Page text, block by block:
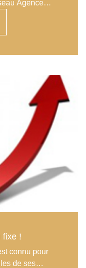
Agence
belles
et le mois
le seul mois
sur le
en
à eux à plus
certains
le métier de
Agence
fixe !
connu pour
de ses